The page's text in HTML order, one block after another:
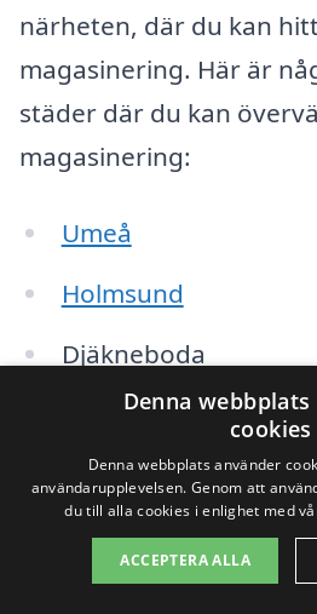
närheten, där du kan
magasinering. Här är
städer där du kan
magasinering:
Umeå
Holmsund
Djäkneboda
Bjurholm
Vännäs
Robertsfors
Nordmaling
Denna
cookies
Denna webbplats använder
användarupplevelsen. Genom att
du till alla cookies i enlighet med
ACCEPTERA ALLA